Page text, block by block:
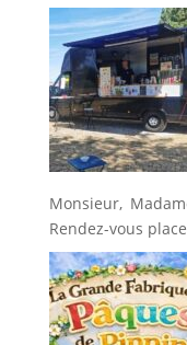
Monsieur,
Rendez-vous